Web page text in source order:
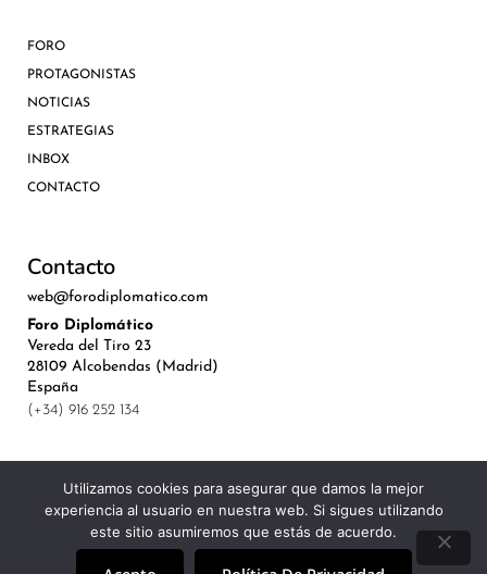
FORO
PROTAGONISTAS
NOTICIAS
ESTRATEGIAS
INBOX
CONTACTO
Contacto
web@forodiplomatico.com
Foro Diplomático
Vereda del Tiro 23
28109 Alcobendas (Madrid)
España
(+34) 916 252 134
©Royal Lis Spain 2024
Utilizamos cookies para asegurar que damos la mejor
experiencia al usuario en nuestra web. Si sigues utilizando
este sitio asumiremos que estás de acuerdo.